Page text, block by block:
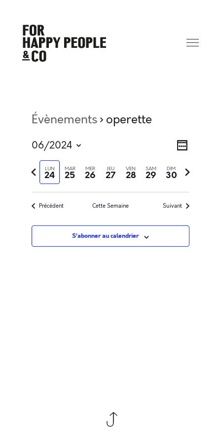
Évènements operette
de
Semaine
06/2024
Sélectionnez
la
date
LUN
24 MAR
25 MER
26 JEU
27 VEN
28 SAM
29 DIM
30
Semaine
précédente
Semaine
suivante
Précédent Cette Semaine Suivant
S’abonner au calendrier